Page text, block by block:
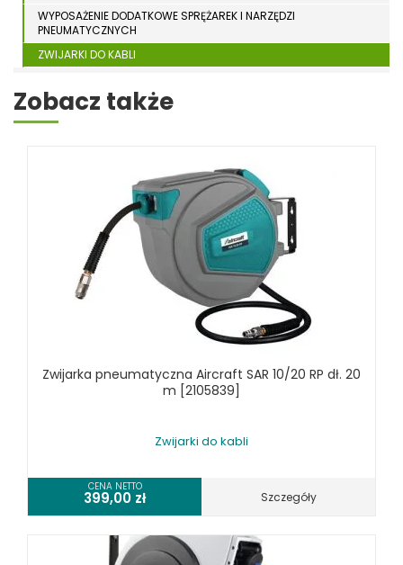
WYPOSAŻENIE DODATKOWE SPRĘŻAREK I NARZĘDZI
PNEUMATYCZNYCH
ZWIJARKI DO KABLI
RÓŻNE OKAZJE
Zobacz także
Zwijarka pneumatyczna Aircraft SAR 10/20 RP dł. 20
m [2105839]
Zwijarki do kabli
CENA NETTO
399,00 zł Szczegóły